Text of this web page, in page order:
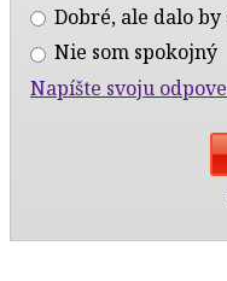
Dobré, ale dalo
Nie som spokojný
Napíšte svoju